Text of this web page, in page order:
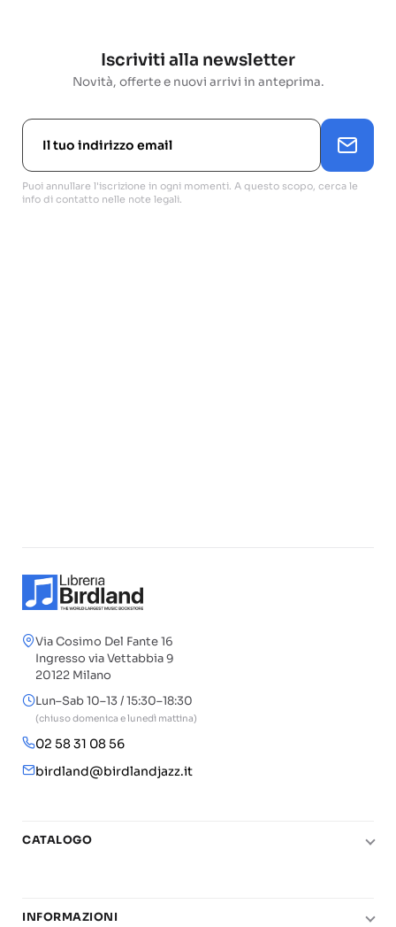
Iscriviti alla newsletter
Novità, offerte e nuovi arrivi in anteprima.
Puoi annullare l'iscrizione in ogni momenti. A questo scopo, cerca le
info di contatto nelle note legali.
Via Cosimo Del Fante 16
Ingresso via Vettabbia 9
20122 Milano
Lun–Sab 10–13 / 15:30–18:30
(chiuso domenica e lunedì mattina)
02 58 31 08 56
birdland@birdlandjazz.it
CATALOGO
Chitarra
INFORMAZIONI